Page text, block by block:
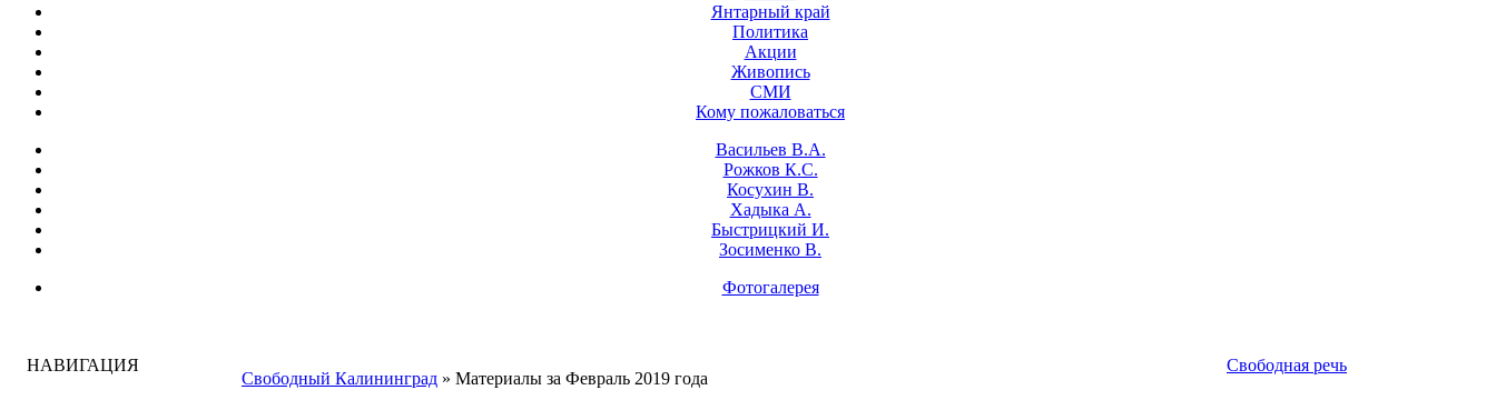
Янтарный край
Политика
Акции
Живопись
СМИ
Кому пожаловаться
Васильев В.А.
Рожков К.С.
Косухин В.
Хадыка А.
Быстрицкий И.
Зосименко В.
Фотогалерея
НАВИГАЦИЯ
Свободный Калининград » Материалы за Февраль 2019 года
Свободная речь